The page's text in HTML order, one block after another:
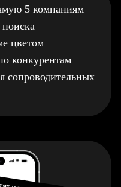
5 компаниям
цветом
конкурентам
сопроводительных